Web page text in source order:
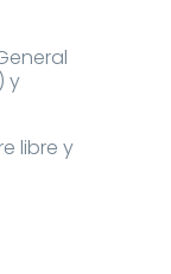
y
libre y